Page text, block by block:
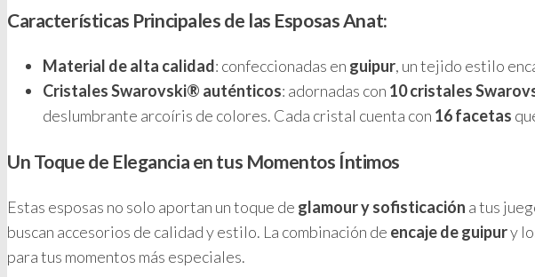
Características Principales de las Esposas Anat:
Material de alta calidad: confeccionadas en guipur, un tejido estilo
Cristales Swarovski® auténticos: adornadas con 10 cristales
deslumbrante arcoíris de colores. Cada cristal cuenta con 16 facetas
Un Toque de Elegancia en tus Momentos Íntimos
Estas esposas no solo aportan un toque de glamour y sofisticación a tus
buscan accesorios de calidad y estilo. La combinación de encaje de guipury
para tus momentos más especiales.